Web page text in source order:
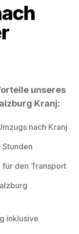
unseres
Kranj:
nach Kranj
den Transport
inklusive